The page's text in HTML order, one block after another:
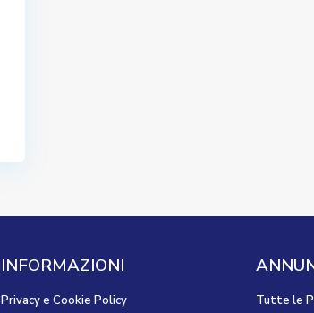
INFORMAZIONI
Privacy e Cookie Policy
Tutte le